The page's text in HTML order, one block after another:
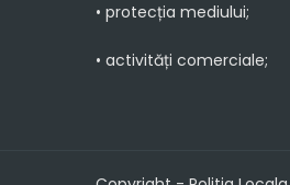
• protecția mediului;
• activități comerciale;